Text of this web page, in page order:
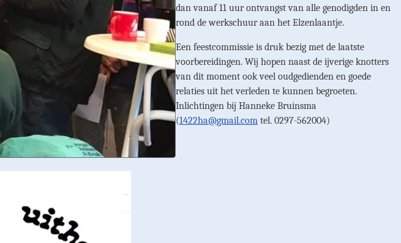
dan vanaf 11 uur ontvangst van alle genodigden in en
rond de werkschuur aan het Elzenlaantje.
Een feestcommissie is druk bezig met de laatste
voorbereidingen. Wij hopen naast de ijverige knotters
van dit moment ook veel oudgedienden en goede
relaties uit het verleden te kunnen begroeten.
Inlichtingen bij Hanneke Bruinsma
(1422ha@gmail.com tel. 0297-562004)